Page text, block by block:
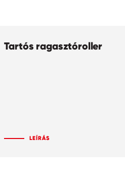
Tartós ragasztóroller
LEÍRÁS